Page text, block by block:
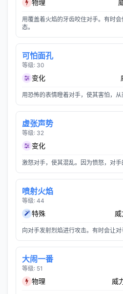
物理
用覆盖着火焰的牙齿咬住对手。有时
态。
可怕面孔
等级: 30
变化
用恐怖的表情瞪着对手，使其害怕，从
虚张声势
等级: 32
变化
激怒对手，使其混乱。因为愤怒，对手
喷射火焰
等级: 44
特殊
向对手发射烈焰进行攻击。有时会让对
大闹一番
等级: 51
物理 威